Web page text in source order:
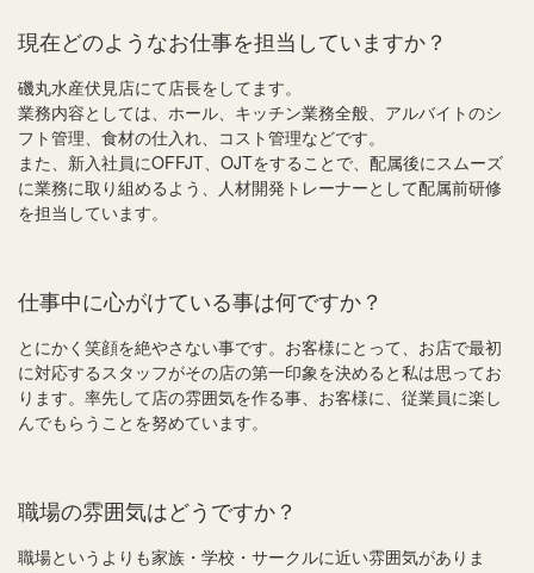
現在どのようなお仕事を担当していますか？
磯丸水産伏見店にて店長をしてます。
業務内容としては、ホール、キッチン業務全般、アルバイトのシ
フト管理、食材の仕入れ、コスト管理などです。
また、新入社員にOFFJT、OJTをすることで、配属後にスムーズ
に業務に取り組めるよう、人材開発トレーナーとして配属前研修
を担当しています。
仕事中に心がけている事は何ですか？
とにかく笑顔を絶やさない事です。お客様にとって、お店で最初
に対応するスタッフがその店の第一印象を決めると私は思ってお
ります。率先して店の雰囲気を作る事、お客様に、従業員に楽し
んでもらうことを努めています。
職場の雰囲気はどうですか？
職場というよりも家族・学校・サークルに近い雰囲気がありま